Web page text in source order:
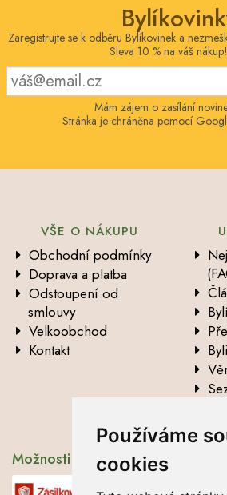
Používáme
cookies
Zaregistrujte se k odběru Bylíkovinek a
Sleva 10 % na váš nákup!
Mám zájem o zasílání
Stránka je chráněna pomocí
VŠE O NÁKUPU
Obchodní podmínky
Doprava a platba
Odstoupení od
smlouvy
Velkoobchod
Kontakt
Možnosti dopravy